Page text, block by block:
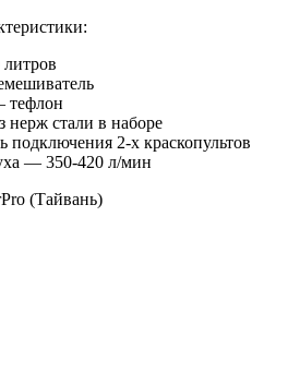
тефлон
нерж стали в наборе
подключения 2-х краскопультов
— 350-420 л/мин
(Тайвань)